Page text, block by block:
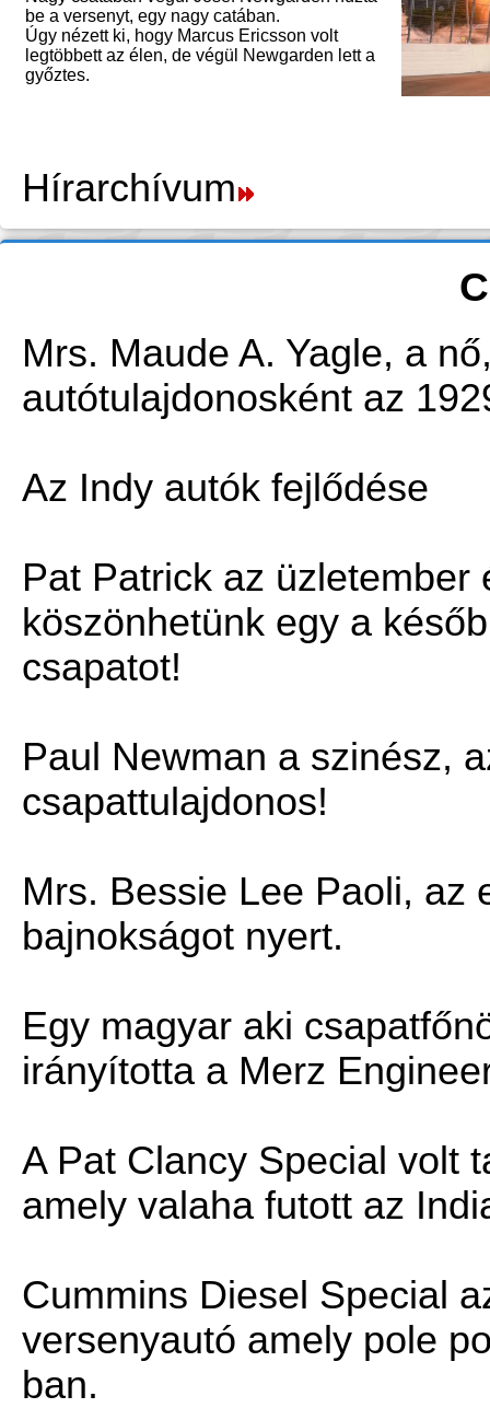
be a versenyt, egy nagy catában.
Úgy nézett ki, hogy Marcus Ericsson volt
legtöbbett az élen, de végül Newgarden lett a
győztes.
Hírarchívum
Mrs. Maude A. Yagle, a
autótulajdonosként az
Az Indy autók fejlődése
Pat Patrick az
köszönhetünk egy a
csapatot!
Paul Newman a szinész,
csapattulajdonos!
Mrs. Bessie Lee Paoli, az
bajnokságot nyert.
Egy magyar aki
irányította a Merz
A Pat Clancy Special volt
amely valaha futott az
Cummins Diesel Special
versenyautó amely pole
ban.